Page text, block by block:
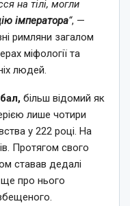
на тілі, могли
імператора“, —
римляни загалом
міфології та
людей.
більш відомий як
лише чотири
у 222 році. На
Протягом свого
ставав дедалі
про нього